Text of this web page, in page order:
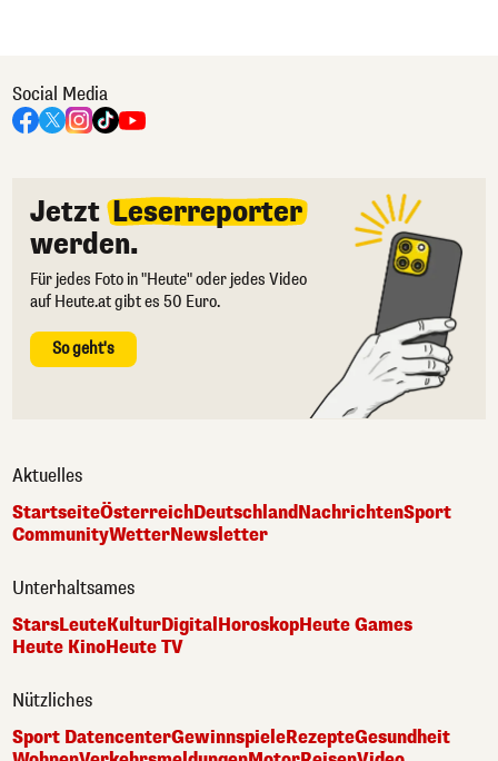
Social Media
Jetzt Leserreporter
werden.
Für jedes Foto in "Heute" oder jedes Video
auf Heute.at gibt es 50 Euro.
So geht's
Aktuelles
StartseiteÖsterreichDeutschlandNachrichtenSport
CommunityWetterNewsletter
Unterhaltsames
StarsLeuteKulturDigital HoroskopHeute Games
Heute KinoHeute TV
Nützliches
Sport DatencenterGewinnspieleRezepteGesundheit